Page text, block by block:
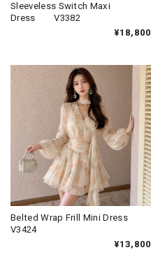
Sleeveless Switch Maxi
Dress V3382
¥18,800
Belted Wrap Frill Mini Dress
V3424
¥13,800